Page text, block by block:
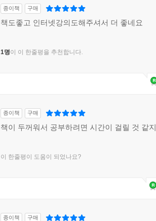
종이책 구매
책도좋고 인터넷강의도해주셔서 더 좋네요
1명이 이 한줄평을 추천합니다.
종이책 구매
책이 두꺼워서 공부하려면 시간이 걸릴 것 같
이 한줄평이 도움이 되었나요?
종이책 구매